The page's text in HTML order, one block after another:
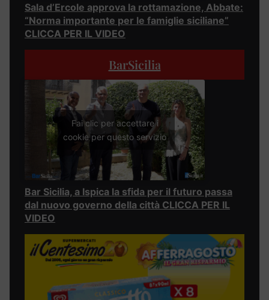
Sala d’Ercole approva la rottamazione, Abbate:
“Norma importante per le famiglie siciliane”
CLICCA PER IL VIDEO
BarSicilia
Fai clic per accettare i
cookie per questo servizio
Bar Sicilia, a Ispica la sfida per il futuro passa
dal nuovo governo della città CLICCA PER IL
VIDEO